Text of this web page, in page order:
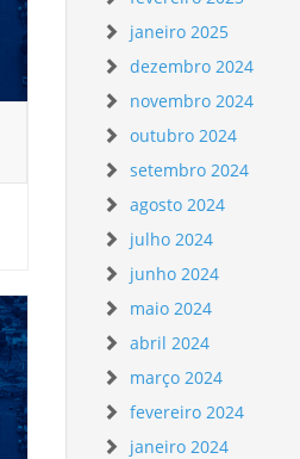
janeiro 2025
dezembro 2024
novembro 2024
outubro 2024
setembro 2024
agosto 2024
julho 2024
junho 2024
maio 2024
abril 2024
março 2024
fevereiro 2024
janeiro 2024